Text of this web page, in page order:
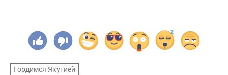
Гордимся Якутией